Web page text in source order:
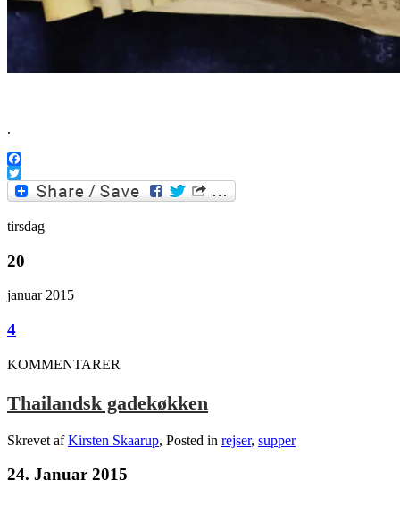
.
Facebook
Twitter
tirsdag
20
januar 2015
4
KOMMENTARER
Thailandsk gadekøkken
Skrevet afKirsten Skaarup, Posted in rejser, supper
24. Januar 2015